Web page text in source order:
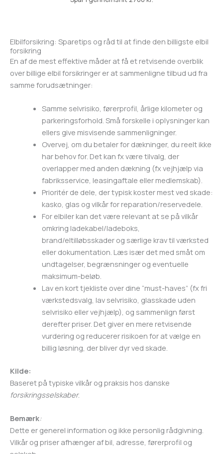
Elbilforsikring: Sparetips og råd til at finde den billigste elbil
forsikring
En af de mest effektive måder at få et retvisende overblik
over billige elbil forsikringer er at sammenligne tilbud ud fra
samme forudsætninger:
Samme selvrisiko, førerprofil, årlige kilometer og
parkeringsforhold. Små forskelle i oplysninger kan
ellers give misvisende sammenligninger.
Overvej, om du betaler for dækninger, du reelt ikke
har behov for. Det kan fx være tilvalg, der
overlapper med anden dækning (fx vejhjælp via
fabriksservice, leasingaftale eller medlemskab).
Prioritér de dele, der typisk koster mest ved skade:
kasko, glas og vilkår for reparation/reservedele.
For elbiler kan det være relevant at se på vilkår
omkring ladekabel/ladeboks,
brand/eltilløbsskader og særlige krav til værksted
eller dokumentation. Læs især det med småt om
undtagelser, begrænsninger og eventuelle
maksimum-beløb.
Lav en kort tjekliste over dine “must-haves” (fx fri
værkstedsvalg, lav selvrisiko, glasskade uden
selvrisiko eller vejhjælp), og sammenlign først
derefter priser. Det giver en mere retvisende
vurdering og reducerer risikoen for at vælge en
billig løsning, der bliver dyr ved skade.
Kilde:
Baseret på typiske vilkår og praksis hos danske
forsikringsselskaber.
Bemærk:
Dette er generel information og ikke personlig rådgivning.
Vilkår og priser afhænger af bil, adresse, førerprofil og